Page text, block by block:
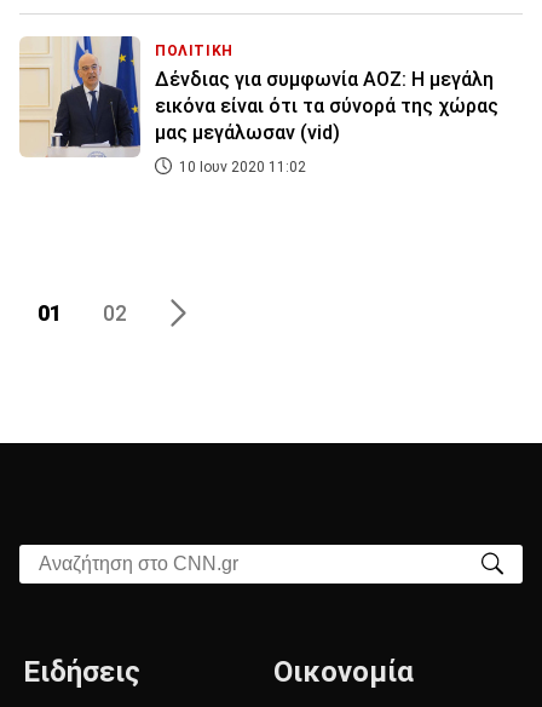
ΠΟΛΙΤΙΚΗ
Δένδιας για συμφωνία ΑΟΖ: Η μεγάλη
εικόνα είναι ότι τα σύνορά της χώρας
μας μεγάλωσαν (vid)
10 Ιουν 2020 11:02
01 02
Αναζήτηση στο CNN.gr
Ειδήσεις Οικονομία